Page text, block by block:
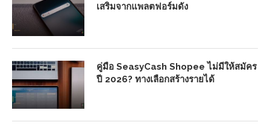
เสริมจากแพลตฟอร์มดัง
คู่มือ SeasyCash Shopee ไม่มีให้สมัคร
ปี 2026? ทางเลือกสร้างรายได้